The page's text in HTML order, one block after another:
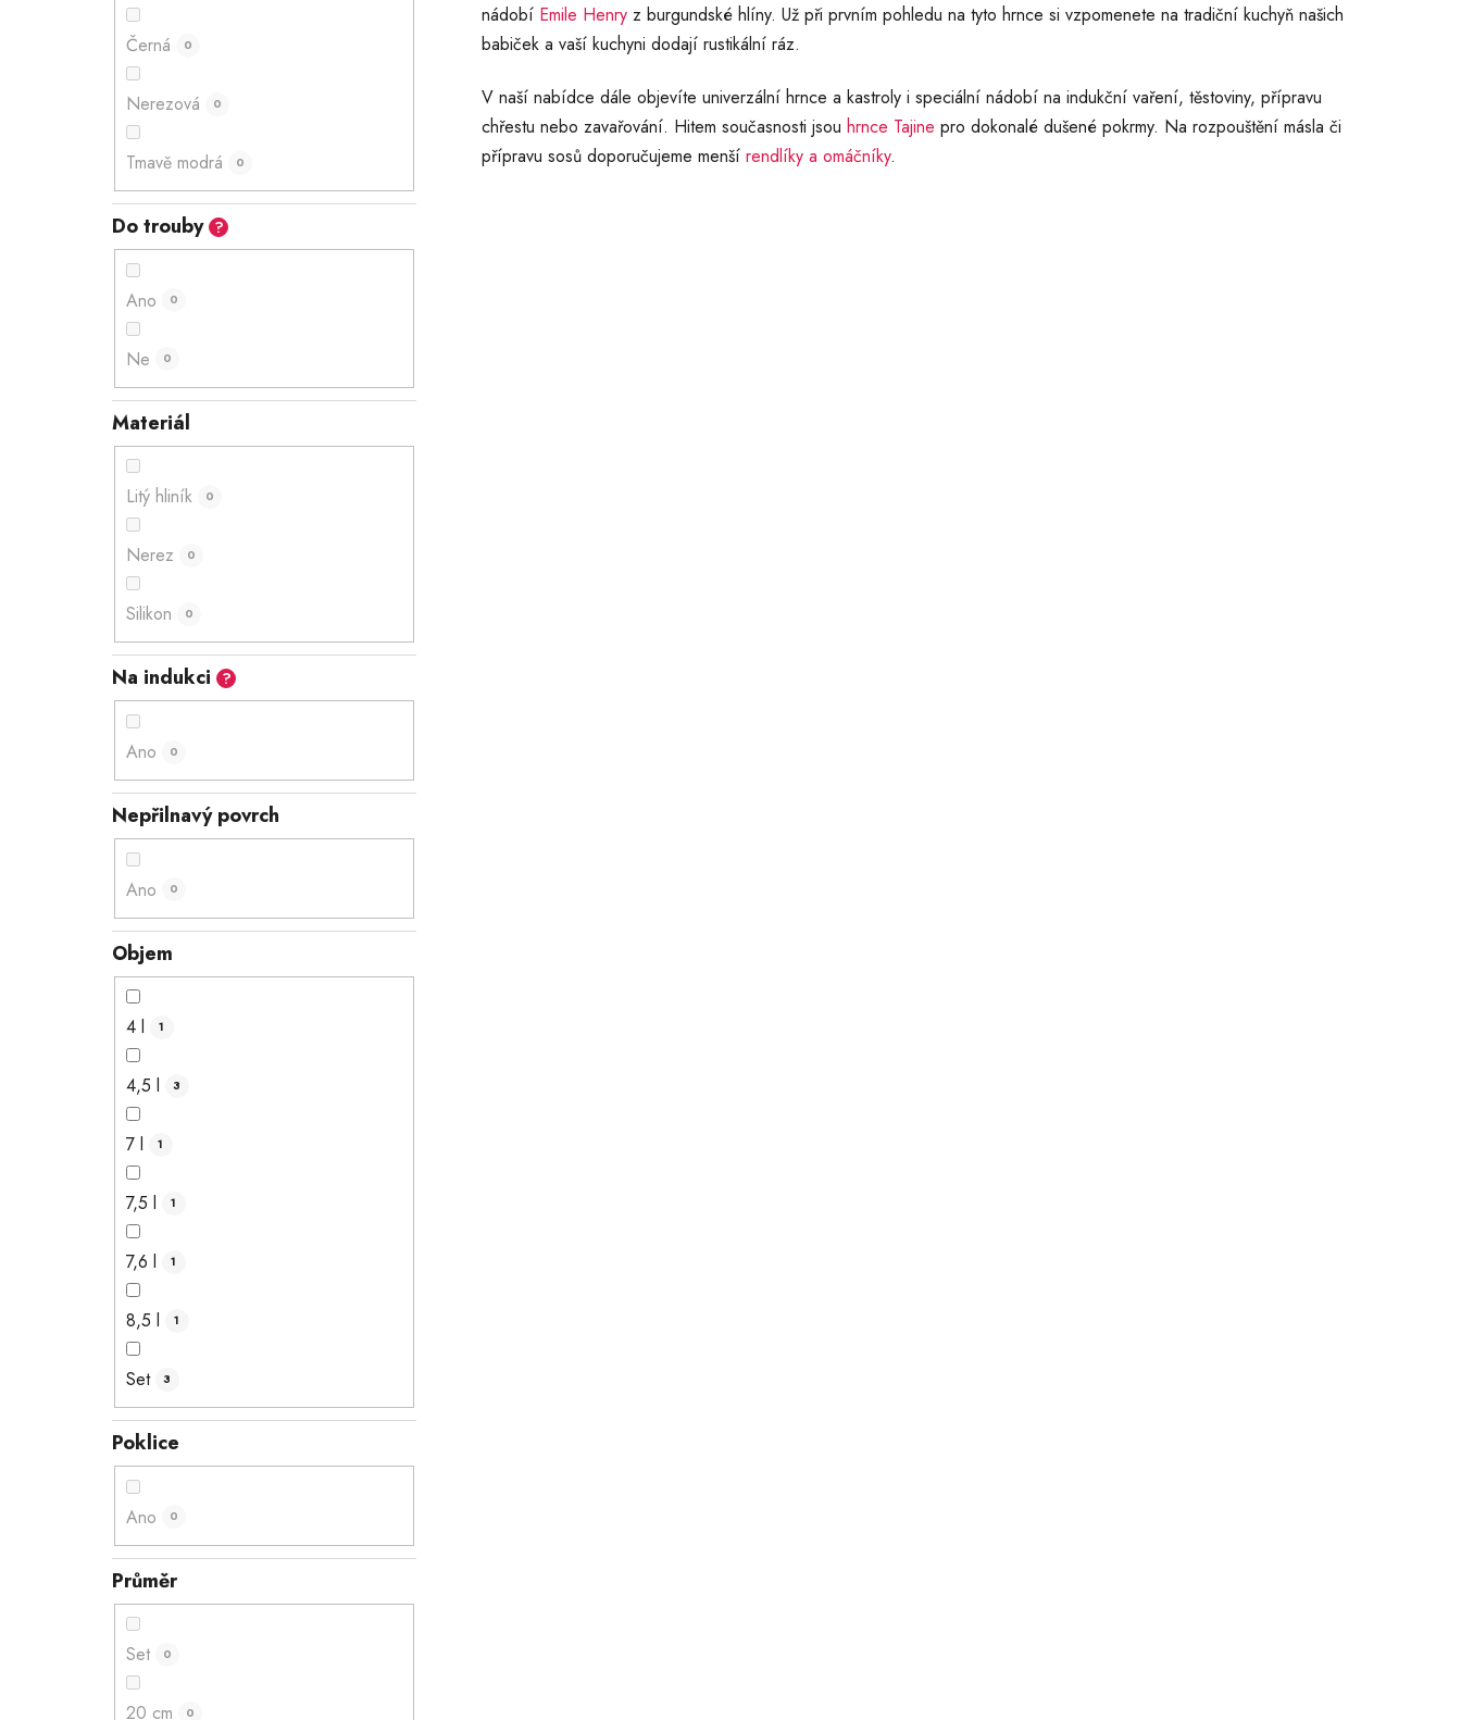
Černá 0
Nerezová 0
Tmavě modrá 0
Do trouby ?
Ano 0
Ne 0
Materiál
Litý hliník 0
Nerez 0
Silikon 0
Na indukci ?
Ano 0
Nepřilnavý povrch
Ano 0
Objem
4 l 1
4,5 l 3
7 l 1
7,5 l 1
7,6 l 1
8,5 l 1
Set 3
Poklice
Ano 0
Průměr
Set 0
20 cm 0
nádobí Emile Henry z burgundské hlíny. Už při prvním pohledu na tyto hrnce si vzpomenete na tradiční kuchyň našich
babiček a vaší kuchyni dodají rustikální ráz.
V naší nabídce dále objevíte univerzální hrnce a kastroly i speciální nádobí na indukční vaření, těstoviny, přípravu
chřestu nebo zavařování. Hitem současnosti jsou hrnce Tajine pro dokonalé dušené pokrmy. Na rozpouštění másla či
přípravu sosů doporučujeme menší rendlíky a omáčníky.